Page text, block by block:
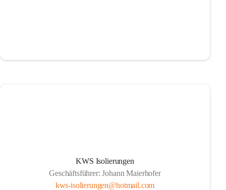
KWS Isolierungen
Geschäftsführer: Johann Maierhofer
kws-isolierungen@hotmail.com